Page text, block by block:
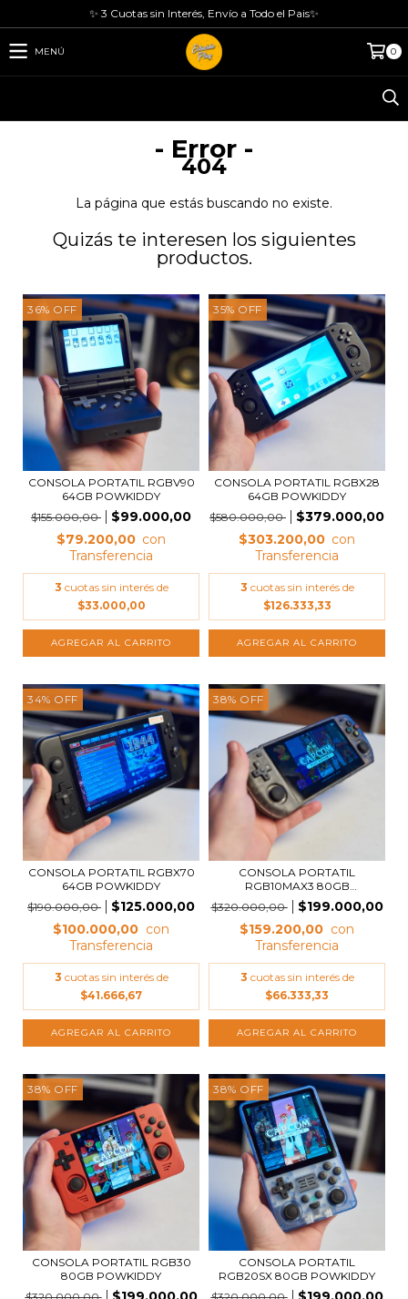
✨ 3 Cuotas sin Interés, Envío a Todo el Pais✨
MENÚ 0
- Error -
404
La página que estás buscando no existe.
Quizás te interesen los siguientes
productos.
36% OFF
CONSOLA PORTATIL RGBV90
64GB POWKIDDY
$155.000,00
$99.000,00
$79.200,00
3 cuotas sin interés de
$33.000,00
35% OFF
CONSOLA PORTATIL RGBX28
64GB POWKIDDY
$580.000,00
$379.000,00
$303.200,00
3 cuotas sin interés de
$126.333,33
34% OFF
CONSOLA PORTATIL RGBX70
64GB POWKIDDY
$190.000,00
$125.000,00
$100.000,00
3 cuotas sin interés de
$41.666,67
38% OFF
CONSOLA PORTATIL
RGB10MAX3 80GB
POWKIDDY
$320.000,00
$199.000,00
$159.200,00
3 cuotas sin interés de
$66.333,33
38% OFF
CONSOLA PORTATIL RGB30
80GB POWKIDDY
38% OFF
CONSOLA PORTATIL
RGB20SX 80GB POWKIDDY